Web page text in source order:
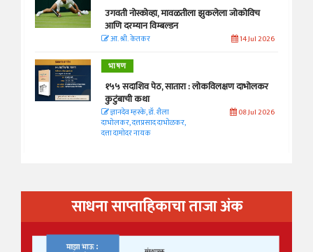
उगवती नोस्कोव्हा, मावळतीला झुकलेला जोकोविच
आणि दरम्यान विम्बल्डन
आ. श्री. केतकर 14 Jul 2026
भाषण
१५५ सदाशिव पेठ, सातारा : लोकविलक्षण दाभोलकर
कुटुंबाची कथा
ज्ञानदेव म्हस्के, डॉ. शैला
दाभोलकर, दत्तप्रसाद दाभोळकर,
दत्ता दामोदर नायक
08 Jul 2026
साधना साप्ताहिकाचा ताजा अंक